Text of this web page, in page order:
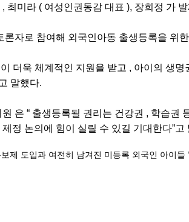
미라 ( 여성인권동감 대표 ), 장희정 가
자로 참여해 외국인아동 출생등록을 위
더욱 체계적인 지원을 받고 , 아이의 생
말했다.
은 “ 출생등록될 권리는 건강권 , 학습
정 논의에 힘이 실릴 수 있길 기대한다”고
제 도입과 여전히 남겨진 미등록 외국인 아이